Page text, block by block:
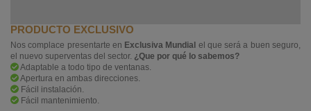
PRODUCTO EXCLUSIVO
Nos complace presentarte en Exclusiva Mundial el que será a buen seguro,
el nuevo superventas del sector. ¿Que por qué lo sabemos?
Adaptable a todo tipo de ventanas.
Apertura en ambas direcciones.
Fácil instalación.
Fácil mantenimiento.